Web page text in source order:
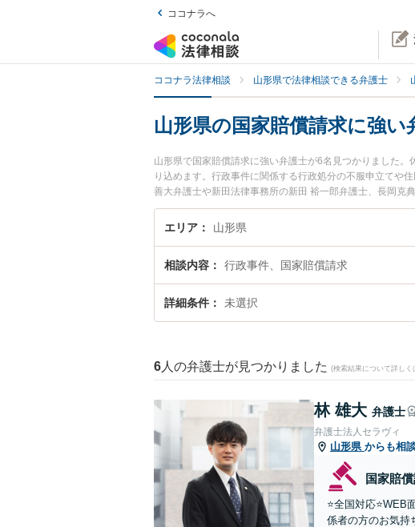
ココナラへ
ココナラ法律相談 山形県で法律相談できる弁護士
山形県の国家賠償請求に強い
山形県で国家賠償請求に強い弁護士が6名見つかりました
り込めます。行政事件に関係する行政処分の不服申立てや
善大弁護士や新田法律事務所の新田 裕一郎弁護士、長岡克
間に発生した国家賠償請求のトラブルを今すぐに弁護士に
法律相談できる山形県内の弁護士に相談予約したい』など
エリア 山形県
相談内容 行政事件、国家賠償請求
詳細条件 未選択
6 人の弁護士が見つかりました (検索結果について詳しく
林 雄大 弁護士
弁護士法人セラヴィ
山形県 からも相
国家賠
⭐️全国対応
係者の方のお気持